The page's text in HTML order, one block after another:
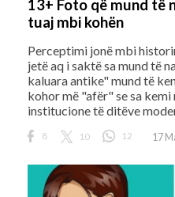
13+ Foto që mund të
tuaj mbi kohën
Perceptimi jonë mbi
jetë aq i saktë sa mund të
kaluara antike" mund të
kohor më "afër" se sa kemi
institucione të ditëve
8 10 12 17